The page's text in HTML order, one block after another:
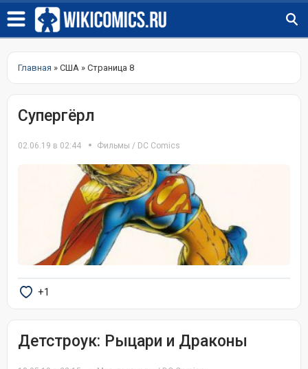
Главная » США » Страница 8
Супергёрл
02.06.19 в 02:44 Фильмы / DC Comics
+1
Детстроук: Рыцари и Драконы